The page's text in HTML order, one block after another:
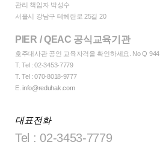
관리 책임자 박성수
서울시 강남구 테헤란로 25길 20
PIER / QEAC 공식교육기관
호주대사관 공인 교육자격을 확인하세요. No Q 944
T.Tel : 02-3453-7779
T.Tel : 070-8018-9777
E.info@reduhak.com
대표전화
Tel : 02-3453-7779